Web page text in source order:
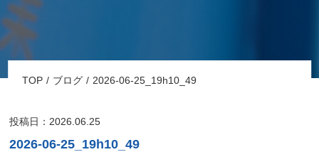
TOP ブログ 2026-06-25_19h10_49
投稿日：2026.06.25
2026-06-25_19h10_49